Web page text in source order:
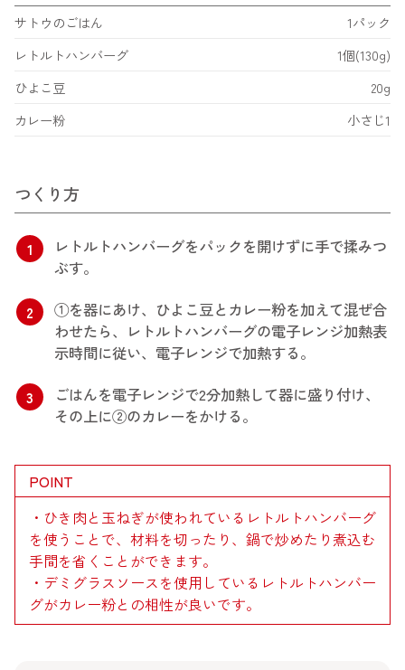
サトウのごはん
1パック
レトルトハンバーグ
1個(130g)
ひよこ豆
20g
カレー粉
小さじ1
つくり方
1
レトルトハンバーグをパックを開けずに手で揉みつ
ぶす。
2
①を器にあけ、ひよこ豆とカレー粉を加えて混ぜ合
わせたら、レトルトハンバーグの電子レンジ加熱表
示時間に従い、電子レンジで加熱する。
3
ごはんを電子レンジで2分加熱して器に盛り付け、
その上に②のカレーをかける。
POINT
・ひき肉と玉ねぎが使われているレトルトハンバーグ
を使うことで、材料を切ったり、鍋で炒めたり煮込む
手間を省くことができます。
・デミグラスソースを使用しているレトルトハンバー
グがカレー粉との相性が良いです。